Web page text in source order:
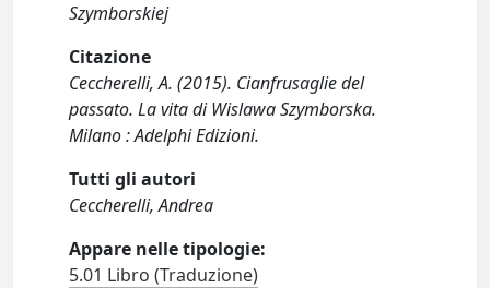
Szymborskiej
Citazione
Ceccherelli, A. (2015). Cianfrusaglie del
passato. La vita di Wislawa Szymborska.
Milano : Adelphi Edizioni.
Tutti gli autori
Ceccherelli, Andrea
Appare nelle tipologie:
5.01 Libro (Traduzione)